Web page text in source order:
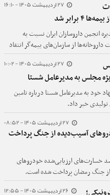
27 اردیبهشت 1405 - 16:10
۴ برابر شد
انجمن داروسازان ایران نسبت به
داروخانه‌ها از سازمان‌های بیمه‌گر انتقاد
تامین اجتماعی به جای رونمایی از
ما را بدهد. 27 اردیبهشت 1405 - 10:02
مجلس به مدیرعامل شستا
خود به مدیرعامل شستا درباره تامین
خبر داد.
27 اردیبهشت 1405 - 08:52
آسیب‌دیده از جنگ پرداخت
30درصد خسارت‌های ارزیابی‌شده خودروهای
جنگ رمضان پرداخت شده است.
26 اردیبهشت 1405 - 12:55